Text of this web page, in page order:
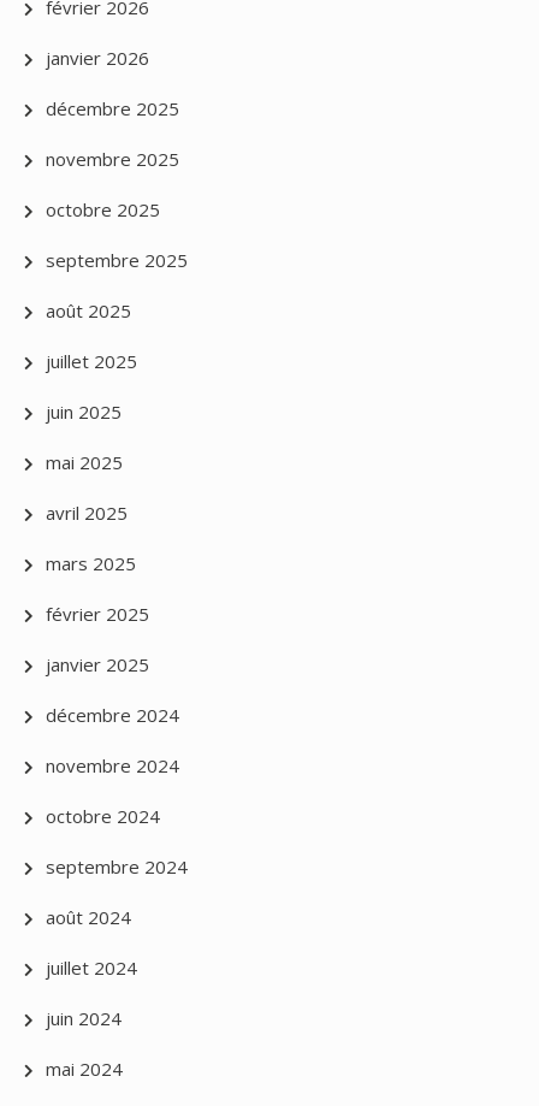
février 2026
janvier 2026
décembre 2025
novembre 2025
octobre 2025
septembre 2025
août 2025
juillet 2025
juin 2025
mai 2025
avril 2025
mars 2025
février 2025
janvier 2025
décembre 2024
novembre 2024
octobre 2024
septembre 2024
août 2024
juillet 2024
juin 2024
mai 2024